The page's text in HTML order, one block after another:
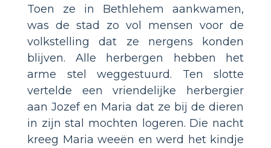
Toen ze in Bethlehem aankwamen,
was de stad zo vol mensen voor de
volkstelling dat ze nergens konden
blijven. Alle herbergen hebben het
arme stel weggestuurd. Ten slotte
vertelde een vriendelijke herbergier
aan Jozef en Maria dat ze bij de dieren
in zijn stal mochten logeren. Die nacht
kreeg Maria weeën en werd het kindje